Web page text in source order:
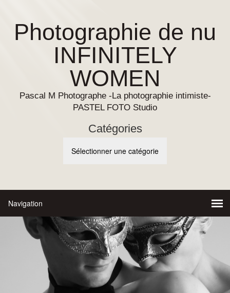
Photographie de nu
INFINITELY
WOMEN
Pascal M Photographe -La photographie intimiste-
PASTEL FOTO Studio
Catégories